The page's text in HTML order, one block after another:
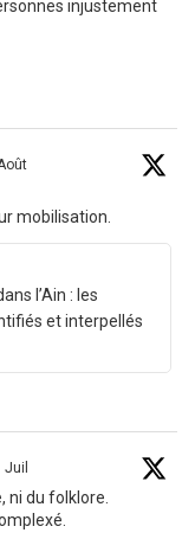
injustement
mobilisation.
l’Ain : les
et interpellés
Juil
ni du folklore.